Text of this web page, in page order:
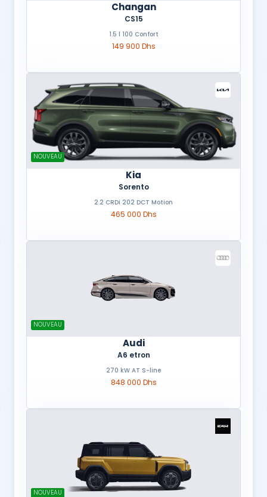
Changan
CS15
1.5 l 100 Confort
149 900 Dhs
NOUVEAU
Kia
Sorento
2.2 CRDi 202 DCT Motion
465 000 Dhs
NOUVEAU
Audi
A6 etron
270 kW AT S-line
848 000 Dhs
NOUVEAU